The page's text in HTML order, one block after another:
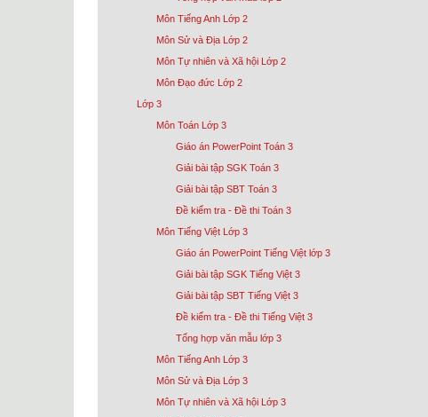
Môn Tiếng Anh Lớp 2
Môn Sử và Địa Lớp 2
Môn Tự nhiên và Xã hội Lớp 2
Môn Đạo đức Lớp 2
Lớp 3
Môn Toán Lớp 3
Giáo án PowerPoint Toán 3
Giải bài tập SGK Toán 3
Giải bài tập SBT Toán 3
Đề kiểm tra - Đề thi Toán 3
Môn Tiếng Việt Lớp 3
Giáo án PowerPoint Tiếng Việt lớp 3
Giải bài tập SGK Tiếng Việt 3
Giải bài tập SBT Tiếng Việt 3
Đề kiểm tra - Đề thi Tiếng Việt 3
Tổng hợp văn mẫu lớp 3
Môn Tiếng Anh Lớp 3
Môn Sử và Địa Lớp 3
Môn Tự nhiên và Xã hội Lớp 3